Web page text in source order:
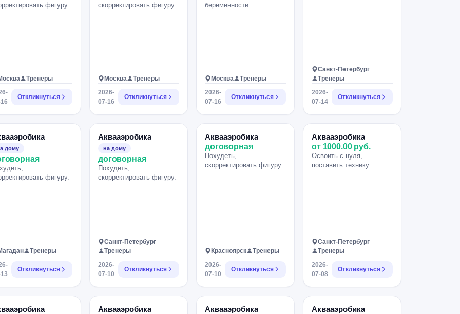
фигуру.
Тренеры
Откликнуться
скорректировать фигуру.
Москва
Тренеры
2026-
07-16
Откликнуться
беременности.
Москва
Тренеры
2026-
07-16
Откликнуться
Санкт-Петербург
Тренеры
2026-
07-14
Откликнуться
дому
фигуру.
Тренеры
Откликнуться
Аквааэробика
на дому
договорная
Похудеть,
скорректировать фигуру.
Санкт-Петербург
Тренеры
2026-
07-10
Откликнуться
Аквааэробика
договорная
Похудеть,
скорректировать фигуру.
Красноярск
Тренеры
2026-
07-10
Откликнуться
Аквааэробика
от 1000.00 руб.
Освоить с нуля,
поставить технику.
Санкт-Петербург
Тренеры
2026-
07-08
Откликнуться
Аквааэробика
Аквааэробика
Аквааэробика